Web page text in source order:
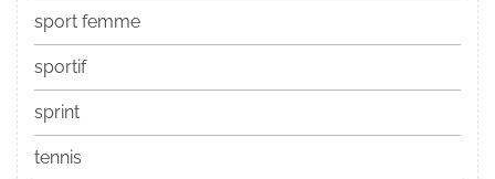
sport femme
sportif
sprint
tennis